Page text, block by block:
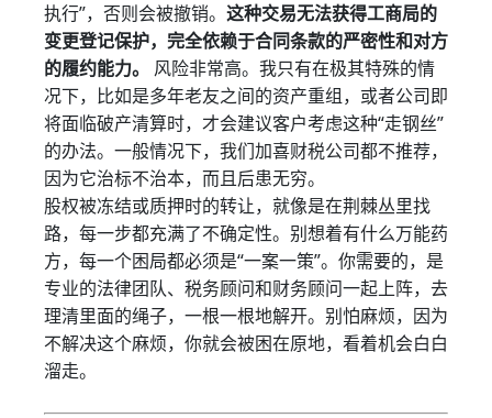
执行”，否则会被撤销。 这种交易无法获得工商局的
变更登记保护，完全依赖于合同条款的严密性和对方
的履约能力。
风险非常高。我只有在极其特殊的情
况下，比如是多年老友之间的资产重组，或者公司即
将面临破产清算时，才会建议客户考虑这种“走钢丝”
的办法。一般情况下，我们加喜财税公司都不推荐，
因为它治标不治本，而且后患无穷。
股权被冻结或质押时的转让，就像是在荆棘丛里找
路，每一步都充满了不确定性。别想着有什么万能药
方，每一个困局都必须是“一案一策”。你需要的，是
专业的法律团队、税务顾问和财务顾问一起上阵，去
理清里面的绳子，一根一根地解开。别怕麻烦，因为
不解决这个麻烦，你就会被困在原地，看着机会白白
溜走。